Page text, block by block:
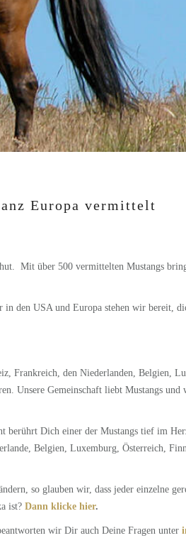
Europa vermittelt
Mit über 500 vermittelten Mustangs
den USA und Europa stehen wir bereit,
Frankreich, den Niederlanden, Belgien,
Unsere Gemeinschaft liebt Mustangs
berührt Dich einer der Mustangs tief im
Belgien, Luxemburg, Österreich,
so glauben wir, dass jeder einzelne
ist? Dann klicke hier.
wir Dir auch Deine Fragen unter